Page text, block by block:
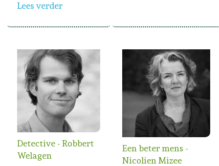
Lees verder
Detective - Robbert
Welagen
Een beter mens -
Nicolien Mizee